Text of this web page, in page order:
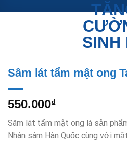
Sâm lát tẩm mật ong
550.000₫
Sâm lát tẩm mật ong là sản
Nhân sâm Hàn Quốc cùng với